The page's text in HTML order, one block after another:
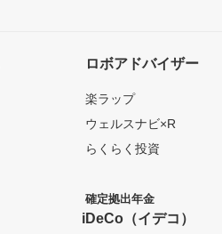
ロボアドバイザー
楽ラップ
ウェルスナビ×R
らくらく投資
確定拠出年金
iDeCo（イデコ）